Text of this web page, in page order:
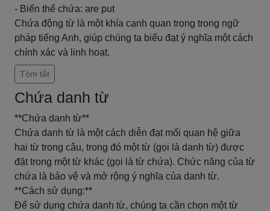
- Biến thể chứa: are put
Chứa động từ là một khía cạnh quan trọng trong ngữ
pháp tiếng Anh, giúp chúng ta biểu đạt ý nghĩa một cách
chính xác và linh hoạt.
Tóm tắt
Chứa danh từ
**Chứa danh từ**
Chứa danh từ là một cách diễn đạt mối quan hệ giữa
hai từ trong câu, trong đó một từ (gọi là danh từ) được
đặt trong một từ khác (gọi là từ chứa). Chức năng của từ
chứa là bảo vệ và mở rộng ý nghĩa của danh từ.
**Cách sử dụng:**
Để sử dụng chứa danh từ, chúng ta cần chọn một từ